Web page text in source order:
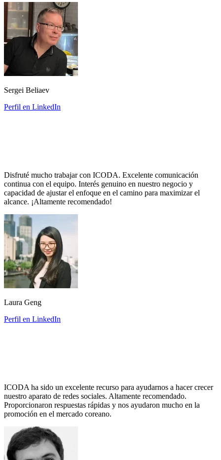
Sergei Beliaev
Perfil en LinkedIn
Disfruté mucho trabajar con ICODA. Excelente comunicación
continua con el equipo. Interés genuino en nuestro negocio y
capacidad de ajustar el enfoque en el camino para maximizar el
alcance. ¡Altamente recomendado!
Laura Geng
Perfil en LinkedIn
ICODA ha sido un excelente recurso para ayudarnos a hacer crecer
nuestro aparato de redes sociales. Altamente recomendado.
Proporcionaron respuestas rápidas y nos ayudaron mucho en la
promoción en el mercado coreano.